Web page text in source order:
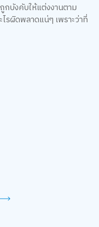
บังคับให้แต่งงานตาม
รผิดพลาดแน่ๆ เพราะว่าที่